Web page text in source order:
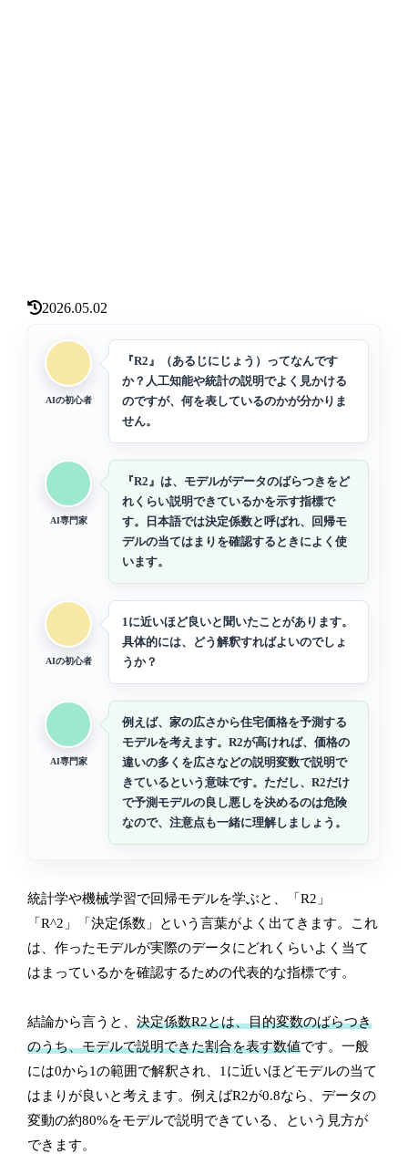
2026.05.02
AIの初心者
『R2』（あるじにじょう）ってなんです
か？人工知能や統計の説明でよく見かける
のですが、何を表しているのかが分かりま
せん。
AI専門家
『R2』は、モデルがデータのばらつきをど
れくらい説明できているかを示す指標で
す。日本語では決定係数と呼ばれ、回帰モ
デルの当てはまりを確認するときによく使
います。
AIの初心者
1に近いほど良いと聞いたことがあります。
具体的には、どう解釈すればよいのでしょ
うか？
AI専門家
例えば、家の広さから住宅価格を予測する
モデルを考えます。R2が高ければ、価格の
違いの多くを広さなどの説明変数で説明で
きているという意味です。ただし、R2だけ
で予測モデルの良し悪しを決めるのは危険
なので、注意点も一緒に理解しましょう。
統計学や機械学習で回帰モデルを学ぶと、「R2」
「R^2」「決定係数」という言葉がよく出てきます。これ
は、作ったモデルが実際のデータにどれくらいよく当て
はまっているかを確認するための代表的な指標です。
結論から言うと、決定係数R2とは、目的変数のばらつき
のうち、モデルで説明できた割合を表す数値です。一般
には0から1の範囲で解釈され、1に近いほどモデルの当て
はまりが良いと考えます。例えばR2が0.8なら、データの
変動の約80%をモデルで説明できている、という見方が
できます。